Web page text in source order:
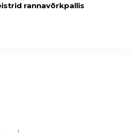
rannavõrkpallis